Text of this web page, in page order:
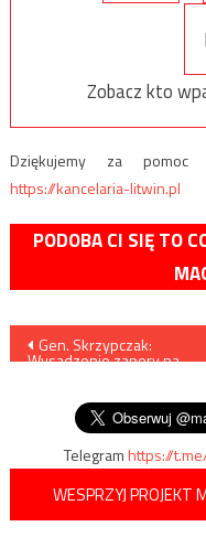
Zobacz kto
Dziękujemy za pomoc
https://kancelaria-litwin.pl
PODOBA CI SIĘ TO
Nawigacja
Gen. Skrzypczak:
Wysadzenie zapory na
Telegramhttps://
WESPRZYJ PROJEKT